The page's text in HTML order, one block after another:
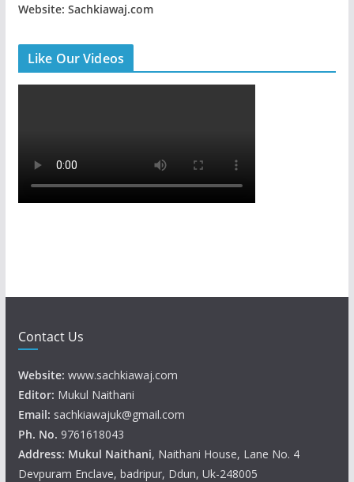
Website: Sachkiawaj.com
Like Our Videos
Contact Us
Website: www.sachkiawaj.com
Editor: Mukul Naithani
Email: sachkiawajuk@gmail.com
Ph. No. 9761618043
Address: Mukul Naithani, Naithani House, Lane No. 4
Devpuram Enclave, badripur, Ddun, Uk-248005